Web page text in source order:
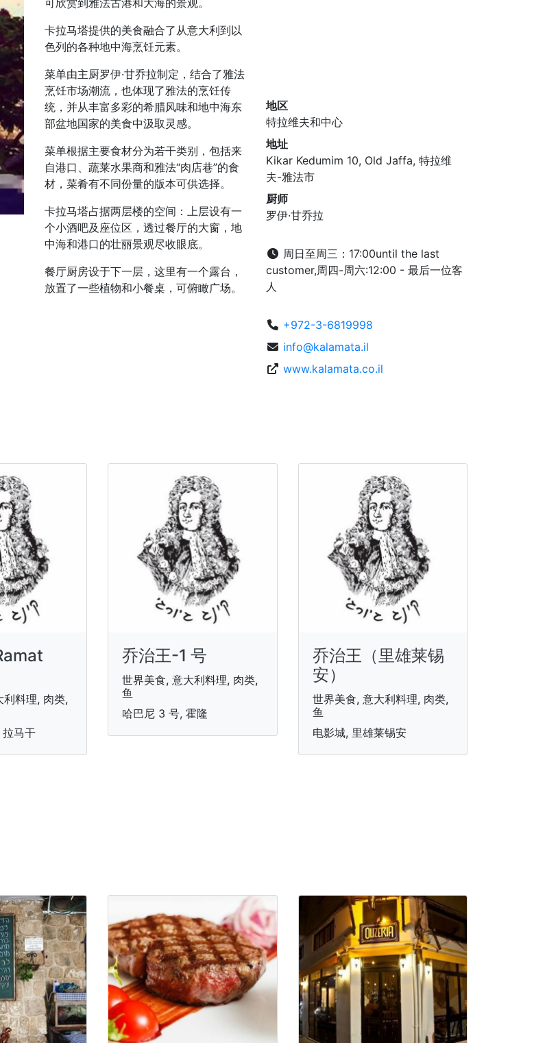
可欣赏到雅法古港和大海的景观。
卡拉马塔提供的美食融合了从意大利到以
色列的各种地中海烹饪元素。
菜单由主厨罗伊·甘乔拉制定，结合了雅法
烹饪市场潮流，也体现了雅法的烹饪传
统，并从丰富多彩的希腊风味和地中海东
部盆地国家的美食中汲取灵感。
菜单根据主要食材分为若干类别，包括来
自港口、蔬莱水果商和雅法“肉店巷”的食
材，菜肴有不同份量的版本可供选择。
卡拉马塔占据两层楼的空间：上层设有一
个小酒吧及座位区，透过餐厅的大窗，地
中海和港口的壮丽景观尽收眼底。
餐厅厨房设于下一层，这里有一个露台，
放置了一些植物和小餐桌，可俯瞰广场。
地区
特拉维夫和中心
地址
Kikar Kedumim 10, Old Jaffa, 特拉维
夫-雅法市
厨师
罗伊·甘乔拉
周日至周三：17:00until the last
customer,周四-周六:12:00 - 最后一位客
人
+972-3-6819998
info@kalamata.il
www.kalamata.co.il
利料理, 肉类,
马干
乔治王-1 号
世界美食, 意大利料理, 肉类,
鱼
哈巴尼 3 号, 霍隆
乔治王（里雄莱锡
安）
世界美食, 意大利料理, 肉类,
鱼
电影城, 里雄莱锡安